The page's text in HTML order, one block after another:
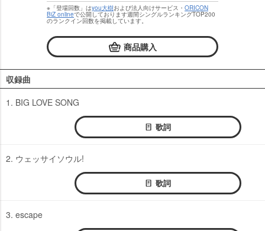
※「登場回数」はyou大樹および法人向けサービス・ ORICON
BiZ onlineで公開しております週間シングルランキングTOP200
のランクイン回数を掲載しています。
商品購入
収録曲
1. BIG LOVE SONG
歌詞
2. ウェッサイソウル!
歌詞
3. escape